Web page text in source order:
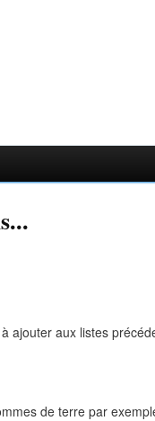
ajouter aux listes
de terre par